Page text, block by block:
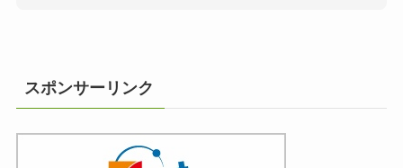
スポンサーリンク